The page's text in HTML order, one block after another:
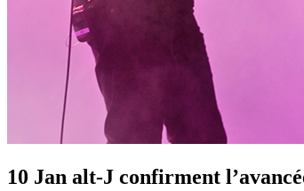
10 Jan alt-J confirment